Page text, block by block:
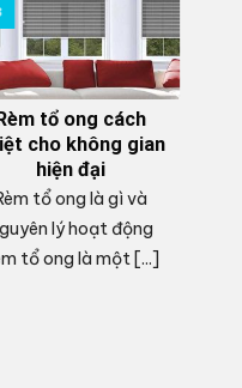
Rèm tổ ong cách
cho không gian
hiện đại
tổ ong là gì và
lý hoạt động
tổ ong là một [...]